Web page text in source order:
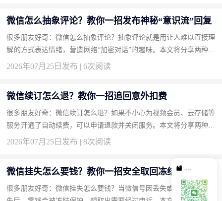
微信怎么抽象评论？教你一招发布神秘“意识流”回复
很多朋友好奇：微信怎么抽象评论？抽象评论就是用让人难以直接理
解的方式表达情绪，营造网络“加密对话”的趣味。本文将分享两种方
法，帮你成为评论区的气氛组大神。 方法一：使用火星文和倒装
2026年07月25日发布 | 6次阅读
微信续订怎么退？教你一招追回意外扣费
很多朋友好奇：微信续订怎么退？如果不小心为视频会员、云存储等
服务开通了自动续费，可以申请退款并关闭服务。本文将分享两种方
法，帮你追回多扣的钱。 方法一：在微信支付扣费记录中投诉并
2026年07月25日发布 | 8次阅读
微信挂失怎么要钱？教你一招安全取回冻结零钱
很多朋友好奇：微信挂失怎么要钱？当微信号因丢失或安全原因被挂